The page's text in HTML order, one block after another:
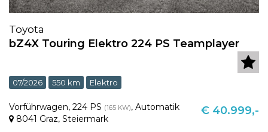
Toyota
bZ4X Touring Elektro 224 PS Teamplayer
07/2026 550 km Elektro
Vorführwagen, 224 PS (165 KW), Automatik
8041 Graz, Steiermark
€ 40.999,-